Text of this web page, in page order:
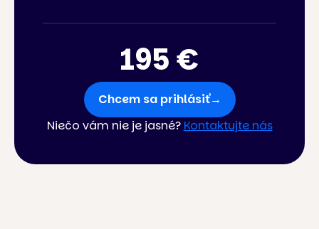
Niečo vám nie je jasné? Kontaktujte nás
195 €
Chcem sa prihlásiť→